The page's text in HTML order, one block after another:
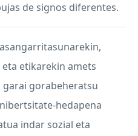
de signos diferentes.
etikarekin amets
gorabeheratsu
hedapena
indar sozial eta